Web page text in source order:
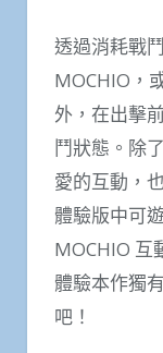
透過消耗戰
MOCHIO，
外，在出擊
鬥狀態。除
愛的互動，
體驗版中可
MOCHIO 互
體驗本作獨
吧！